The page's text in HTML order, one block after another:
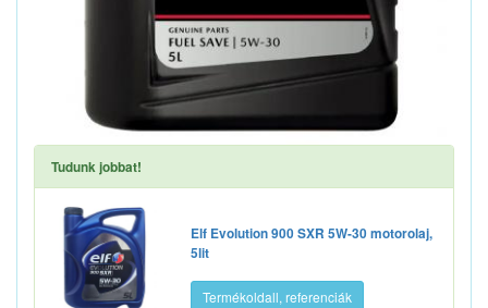
Tudunk jobbat!
Elf Evolution 900 SXR 5W-30 motorolaj,
5lit
Termékoldall, referenciák